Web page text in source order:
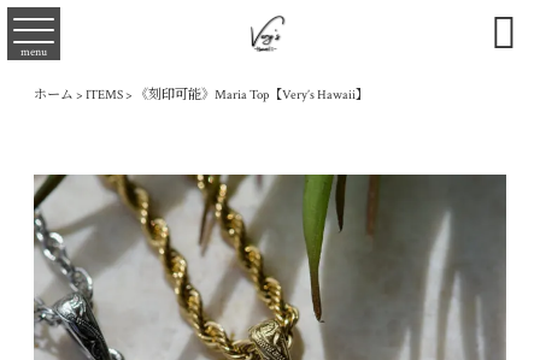
menu 
ホーム > ITEMS> 《刻印可能》Maria Top【Very’s Hawaii】